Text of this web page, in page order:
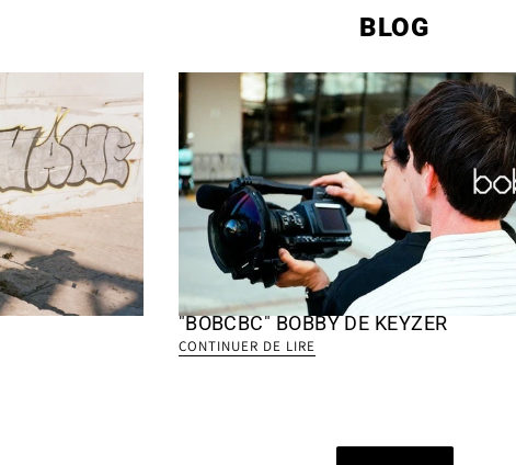
BLOG
"BOBCBC" BOBBY DE KEYZER
CONTINUER DE LIRE